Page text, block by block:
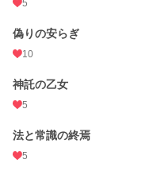
5
偽りの安らぎ
10
神託の乙女
5
法と常識の終焉
5